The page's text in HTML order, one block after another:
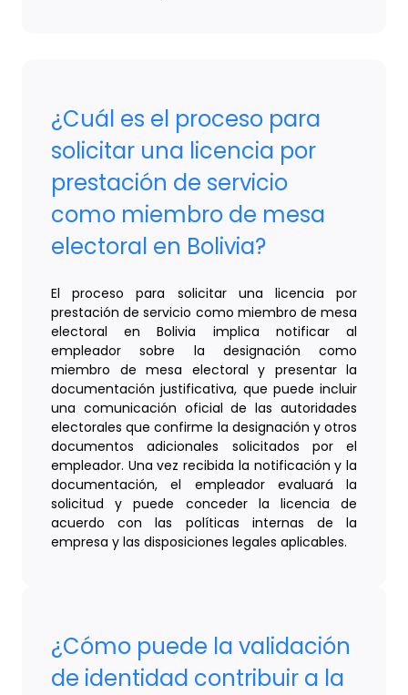
¿Cuál es el proceso para
solicitar una licencia por
prestación de servicio
como miembro de mesa
electoral en Bolivia?
El proceso para solicitar una licencia por
prestación de servicio como miembro de mesa
electoral en Bolivia implica notificar al
empleador sobre la designación como
miembro de mesa electoral y presentar la
documentación justificativa, que puede incluir
una comunicación oficial de las autoridades
electorales que confirme la designación y otros
documentos adicionales solicitados por el
empleador. Una vez recibida la notificación y la
documentación, el empleador evaluará la
solicitud y puede conceder la licencia de
acuerdo con las políticas internas de la
empresa y las disposiciones legales aplicables.
¿Cómo puede la validación
de identidad contribuir a la